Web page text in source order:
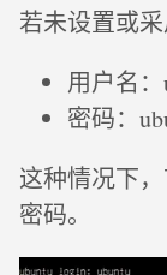
若未设置或
用户名
密码：
这种情况下
密码。